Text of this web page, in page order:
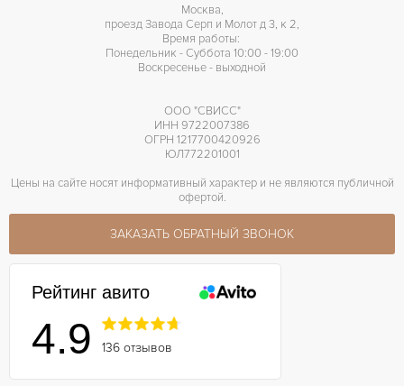
Москва,
проезд Завода Серп и Молот д 3, к 2,
Время работы:
Понедельник - Суббота 10:00 - 19:00
Воскресенье - выходной
ООО "СВИСС"
ИНН 9722007386
ОГРН 1217700420926
ЮЛ772201001
Цены на сайте носят информативный характер и не являются публичной
офертой.
ЗАКАЗАТЬ ОБРАТНЫЙ ЗВОНОК
Рейтинг авито
4.9 136 отзывов